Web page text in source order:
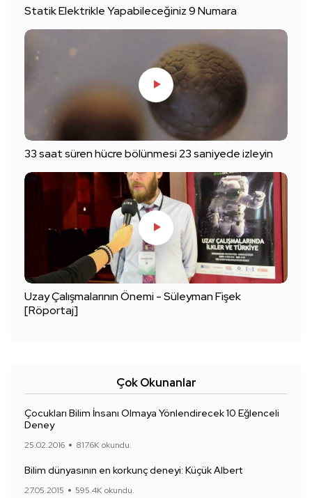
Statik Elektrikle Yapabileceğiniz 9 Numara
33 saat süren hücre bölünmesi 23 saniyede izleyin
Uzay Çalışmalarının Önemi - Süleyman Fişek
[Röportaj]
Çok Okunanlar
Çocukları Bilim İnsanı Olmaya Yönlendirecek 10 Eğlenceli
Deney
25.02.2016 817.6K okundu.
Bilim dünyasının en korkunç deneyi: Küçük Albert
27.05.2015 595.4K okundu.